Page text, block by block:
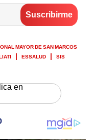
MAYOR DE SAN MARCOS
ESSALUD
SIS
en